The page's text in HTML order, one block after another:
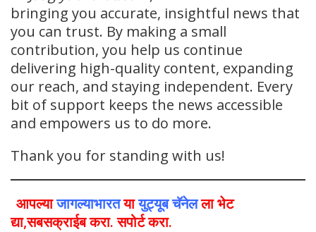
bringing you accurate, insightful news that
you can trust. By making a small
contribution, you help us continue
delivering high-quality content, expanding
our reach, and staying independent. Every
bit of support keeps the news accessible
and empowers us to do more.
Thank you for standing with us!
आपल्याजागल्याभारतयायुट्यूब चॅनेलला भेट
द्या,सबसक्राईब करा. सपोर्ट करा.